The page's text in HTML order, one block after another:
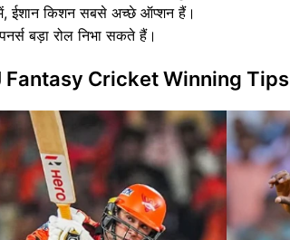
ईशान किशन सबसे अच्छे ऑप्शन हैं।
बड़ा रोल निभा सकते हैं।
Fantasy Cricket Winning Tips